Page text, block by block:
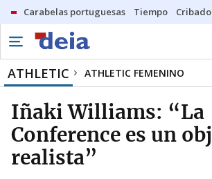
Carabelas portuguesas Tiempo
ATHLETIC ATHLETIC FEMENINO
Iñaki Williams: “La
Conference es un
realista”